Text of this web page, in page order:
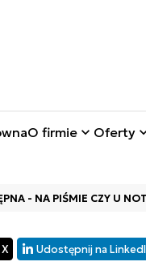
O firmie Oferty
- NA PIŚMIE CZY U
Udostępnij na